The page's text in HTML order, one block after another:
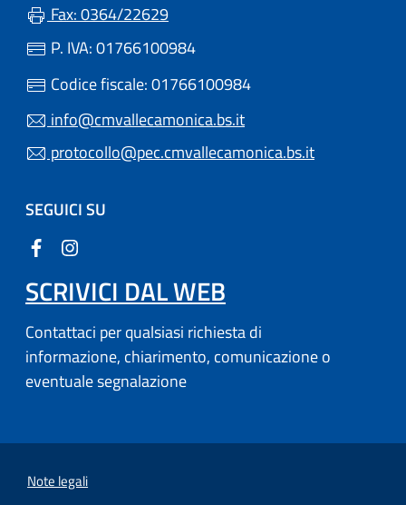
Fax: 0364/22629
P. IVA: 01766100984
Codice fiscale: 01766100984
info@cmvallecamonica.bs.it
protocollo@pec.cmvallecamonica.bs.it
SEGUICI SU
SCRIVICI DAL WEB
Contattaci per qualsiasi richiesta di
informazione, chiarimento, comunicazione o
eventuale segnalazione
Note legali